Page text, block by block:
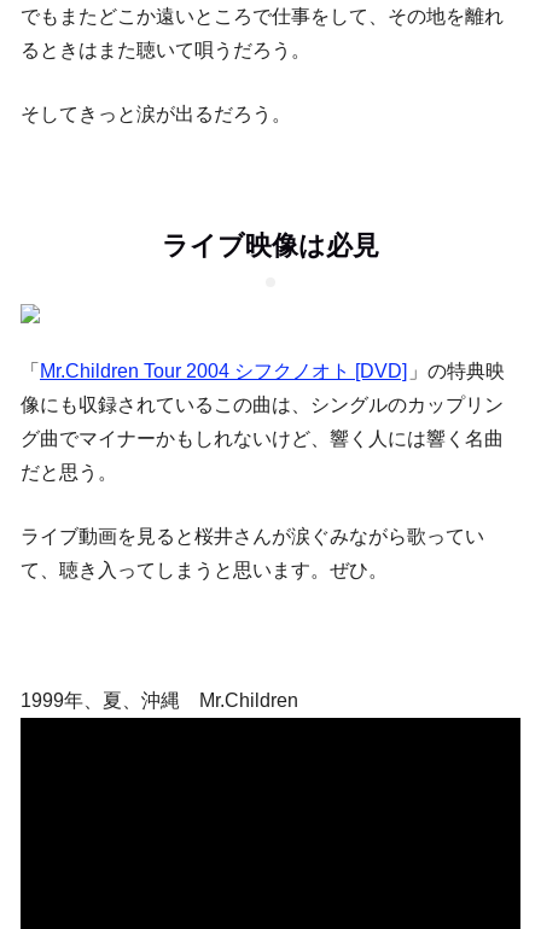
でもまたどこか遠いところで仕事をして、その地を離れ
るときはまた聴いて唄うだろう。
そしてきっと涙が出るだろう。
ライブ映像は必見
「 Mr.Children Tour 2004 シフクノオト [DVD] 」の特典映
像にも収録されているこの曲は、シングルのカップリン
グ曲でマイナーかもしれないけど、響く人には響く名曲
だと思う。
ライブ動画を見ると桜井さんが涙ぐみながら歌ってい
て、聴き入ってしまうと思います。ぜひ。
1999年、夏、沖縄 Mr.Children